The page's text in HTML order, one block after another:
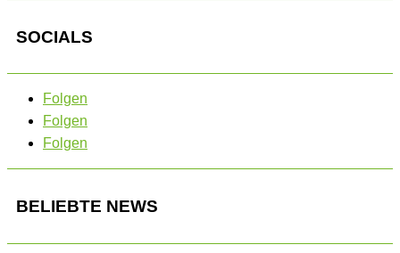
SOCIALS
Folgen
Folgen
Folgen
BELIEBTE NEWS